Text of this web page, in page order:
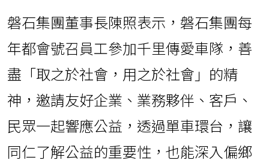
磐石集團董事長陳照表示，磐石集團每
年都會號召員工參加千里傳愛車隊，善
盡「取之於社會，用之於社會」的精
神，邀請友好企業、業務夥伴、客戶、
民眾一起響應公益，透過單車環台，讓
同仁了解公益的重要性，也能深入偏鄉